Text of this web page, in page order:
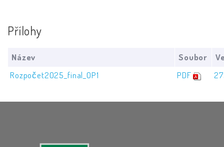
Přílohy
Název Soubor
Rozpočet2025_final_OP1
PDF